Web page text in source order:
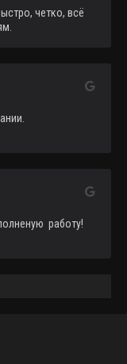
четко, всё
работу!